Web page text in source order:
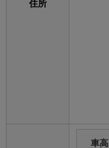
住所
車高